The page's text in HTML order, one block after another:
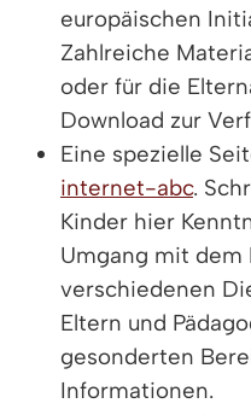
europäischen
Zahlreiche
oder für die
Download zur
Eine spezielle
internet-abc.
Kinder hier
Umgang mit
verschiedenen
Eltern und
gesonderten
Informationen.